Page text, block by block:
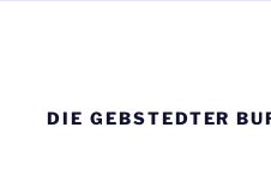
DIE GEBSTEDTER